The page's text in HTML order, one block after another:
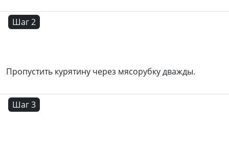
Шаг 2
Пропустить курятину через мясорубку дважды.
Шаг 3